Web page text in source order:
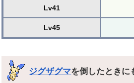
Lv41
Lv45
ジグザグマを倒したときに